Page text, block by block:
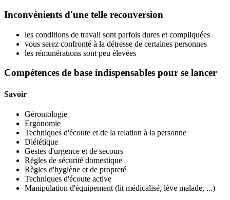
Inconvénients d'une telle reconversion
les conditions de travail sont parfois dures et compliquées
vous serez confronté à la détresse de certaines personnes
les rémunérations sont peu élevées
Compétences de base indispensables pour se lancer
Savoir
Gérontologie
Ergonomie
Techniques d'écoute et de la relation à la personne
Diététique
Gestes d'urgence et de secours
Règles de sécurité domestique
Règles d'hygiène et de propreté
Techniques d'écoute active
Manipulation d'équipement (lit médicalisé, lève malade, ...)